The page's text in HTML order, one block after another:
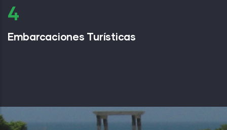
6
Embarcaciones Turísticas